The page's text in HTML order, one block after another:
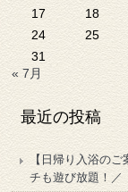
17
18
24
25
31
« 7月
最近の投稿
【日帰り入浴の
チも遊び放題！／